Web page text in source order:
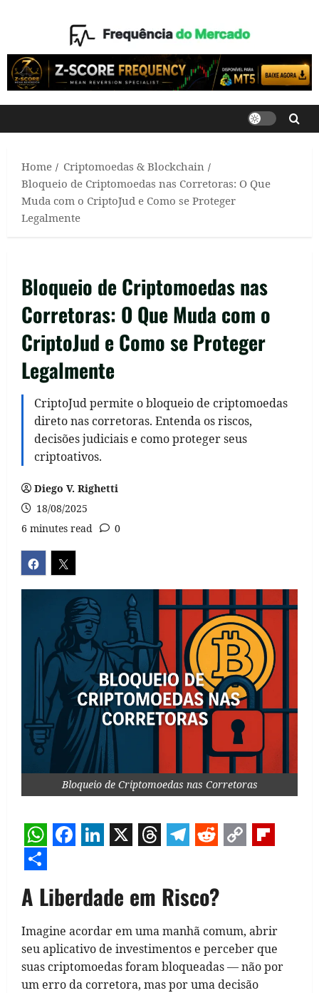
Home
Criptomoedas & Blockchain
Bloqueio de Criptomoedas nas Corretoras: O Que
Muda com o CriptoJud e Como se Proteger
Legalmente
Bloqueio de Criptomoedas nas
Corretoras: O Que Muda com o
CriptoJud e Como se Proteger
Legalmente
CriptoJud permite o bloqueio de criptomoedas
direto nas corretoras. Entenda os riscos,
decisões judiciais e como proteger seus
criptoativos.
Diego V. Righetti
18/08/2025
6 minutes read
0
Bloqueio de Criptomoedas nas Corretoras
WhatsApp
Share
A Liberdade em Risco?
Imagine acordar em uma manhã comum, abrir
seu aplicativo de investimentos e perceber que
suas criptomoedas foram bloqueadas — não por
um erro da corretora, mas por uma decisão